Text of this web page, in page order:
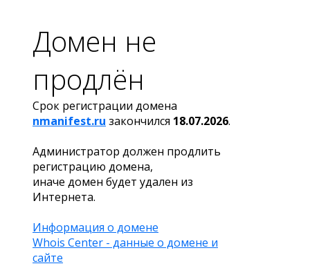
Домен не
продлён
Срок регистрации домена
nmanifest.ru закончился 18.07.2026.
Администратор должен продлить
регистрацию домена,
иначе домен будет удален из
Интернета.
Информация о домене
Whois Center - данные о домене и
сайте